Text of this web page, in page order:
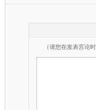
（请您在发表言论